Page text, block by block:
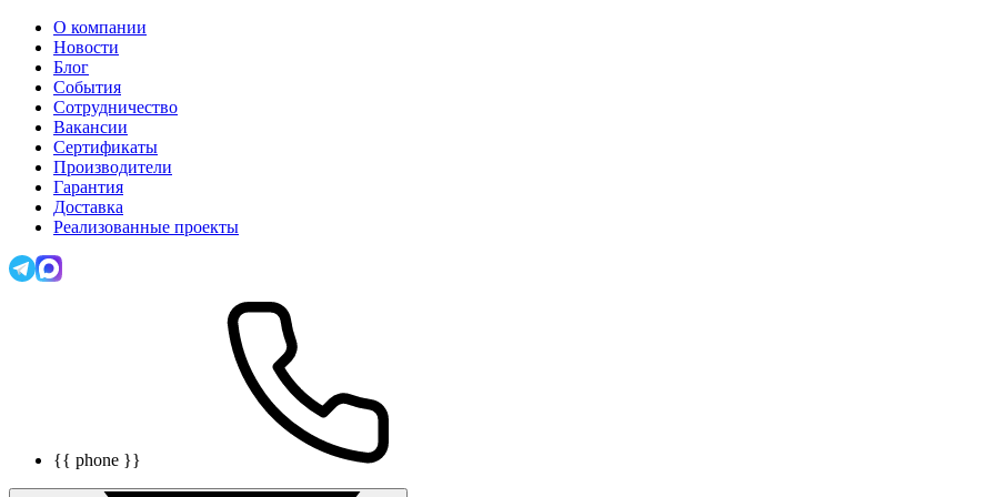
О компании
Новости
Блог
События
Сотрудничество
Вакансии
Сертификаты
Производители
Гарантия
Доставка
Реализованные проекты
{{ phone }}